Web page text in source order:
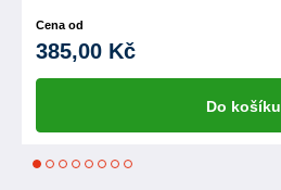
Cena od
385,00 Kč
Do košíku
1 2 3 4 5 6 7